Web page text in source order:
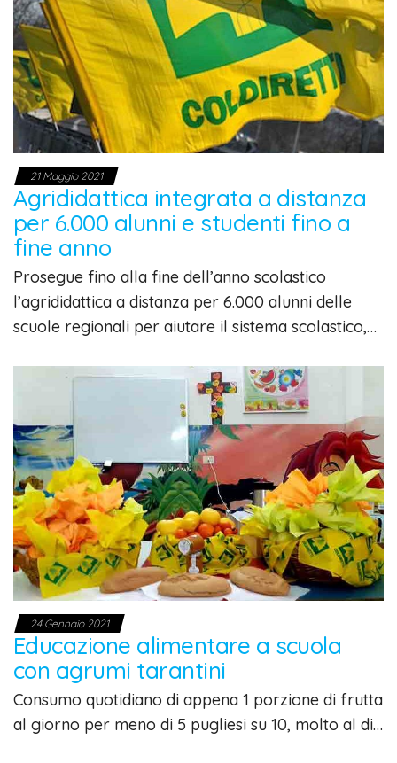
21 Maggio 2021
Agrididattica integrata a distanza
per 6.000 alunni e studenti fino a
fine anno
Prosegue fino alla fine dell’anno scolastico
l’agrididattica a distanza per 6.000 alunni delle
scuole regionali per aiutare il sistema scolastico,…
24 Gennaio 2021
Educazione alimentare a scuola
con agrumi tarantini
Consumo quotidiano di appena 1 porzione di frutta
al giorno per meno di 5 pugliesi su 10, molto al di…